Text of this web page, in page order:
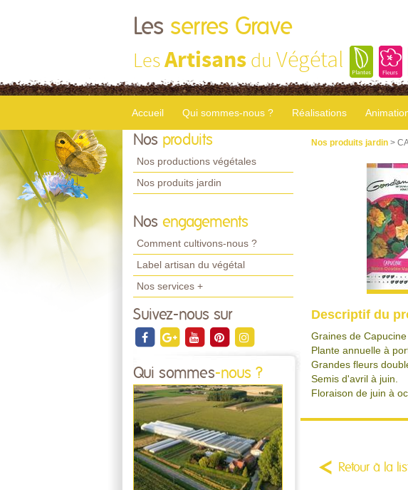
Les serres Grave
LesArtisans du Végétal
Accueil Qui sommes-nous ? Réalisations
Nos produits
Nos productions végétales
Nos produits jardin
Nos engagements
Comment cultivons-nous ?
Label artisan du végétal
Nos services +
Suivez-nous sur
Qui sommes-nous ?
Nos produits jardin >
Descriptif du
Graines de
Plante annuelle à
Grandes fleurs
Semis d'avril à juin.
Floraison de juin à
Retour à la